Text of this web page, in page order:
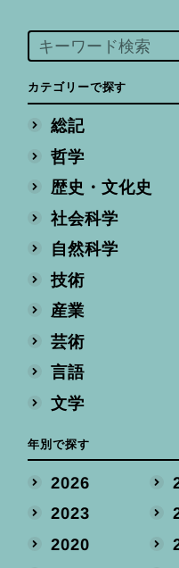
カテゴリーで探す
総記
哲学
歴史・文化史
社会科学
自然科学
技術
産業
芸術
言語
文学
年別で探す
2026
2023
2020